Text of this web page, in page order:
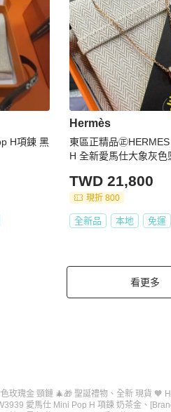
H項鍊 黑
Hermès
東區正精品㊣
H 全新愛馬仕大象灰色
7
TWD 21,800
現折 800
全新品 本地 免運
看更多
玫瑰金 頸鏈 🎄🎁 聖誕禮物 、 全新 現貨 🧡
愛馬仕 Mini Pop H 項鍊 奶茶金 、